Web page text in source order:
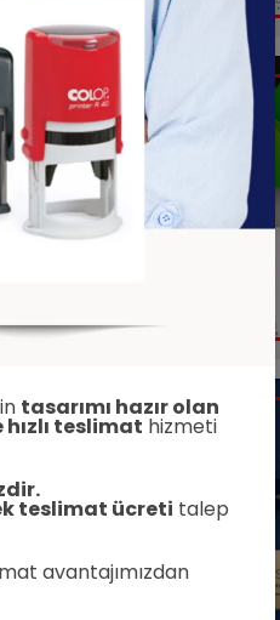
tasarımı hazır olan
teslimat hizmeti
teslimat ücreti talep
avantajımızdan